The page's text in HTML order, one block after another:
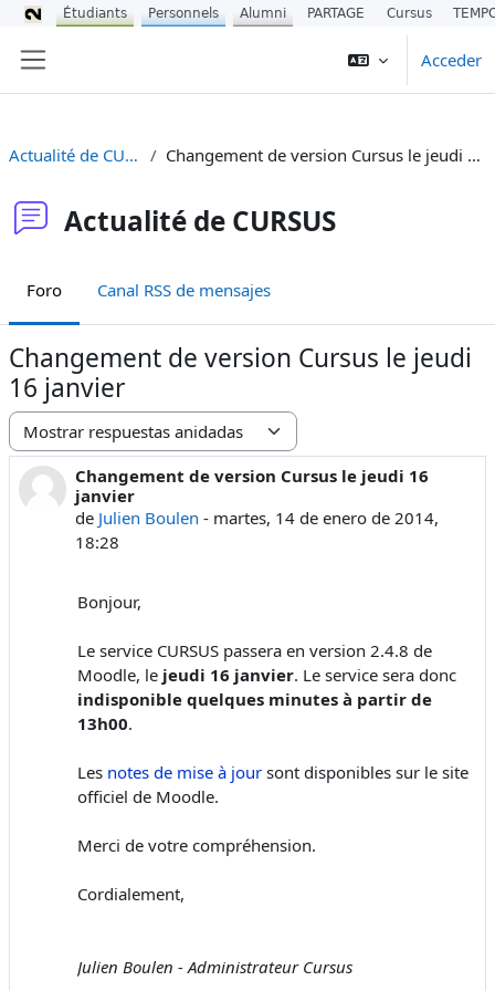
Acceder
Actualité de CURSUS Changement de version Cursus le jeudi 16 janvier
Actualité de CURSUS
Foro Canal RSS de mensajes
Changement de version Cursus le jeudi
16 janvier
Mostrar modo
Changement de version Cursus le jeudi 16
janvier
de Julien Boulen - martes, 14 de enero de 2014,
18:28
Número de respuestas: 0
Bonjour,
Le service CURSUS passera en version 2.4.8 de
Moodle, le jeudi 16 janvier. Le service sera donc
indisponible quelques minutes à partir de
13h00.
Les notes de mise à jour sont disponibles sur le site
officiel de Moodle.
Merci de votre compréhension.
Cordialement,
Julien Boulen - Administrateur Cursus
Étudiants Personnels Alumni PARTAGE Cursus